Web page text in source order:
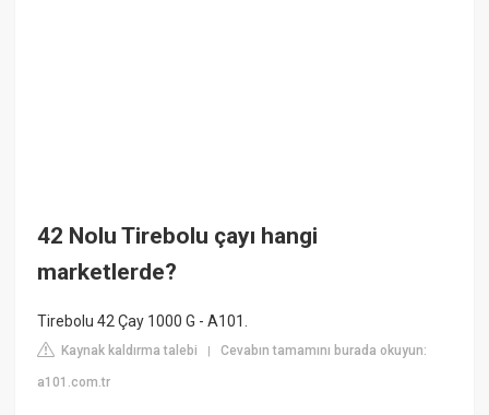
42 Nolu Tirebolu çayı hangi
marketlerde?
Tirebolu 42 Çay 1000 G - A101.
Kaynak kaldırma talebi |Cevabın tamamını burada okuyun:
a101.com.tr